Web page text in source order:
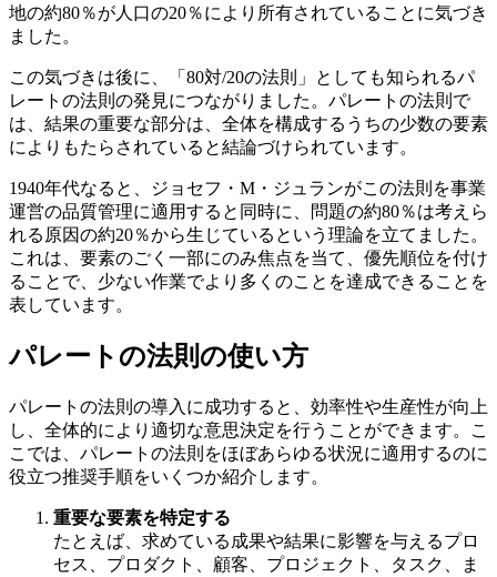
地の約80％が人口の20％により所有されていることに気づき
ました。
この気づきは後に、「80対/20の法則」としても知られるパ
レートの法則の発見につながりました。パレートの法則で
は、結果の重要な部分は、全体を構成するうちの少数の要素
によりもたらされていると結論づけられています。
1940年代なると、ジョセフ・M・ジュランがこの法則を事業
運営の品質管理に適用すると同時に、問題の約80％は考えら
れる原因の約20％から生じているという理論を立てました。
これは、要素のごく一部にのみ焦点を当て、優先順位を付け
ることで、少ない作業でより多くのことを達成できることを
表しています。
パレートの法則の使い方
パレートの法則の導入に成功すると、効率性や生産性が向上
し、全体的により適切な意思決定を行うことができます。こ
こでは、パレートの法則をほぼあらゆる状況に適用するのに
役立つ推奨手順をいくつか紹介します。
重要な要素を特定する
たとえば、求めている成果や結果に影響を与えるプロ
セス、プロダクト、顧客、プロジェクト、タスク、ま